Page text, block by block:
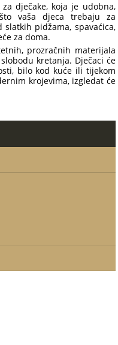
dječake, koja je udobna,
vaša djeca trebaju za
pidžama, spavaćica,
za doma.
prozračnih materijala
kretanja. Dječaci će
bilo kod kuće ili tijekom
krojevima, izgledat će